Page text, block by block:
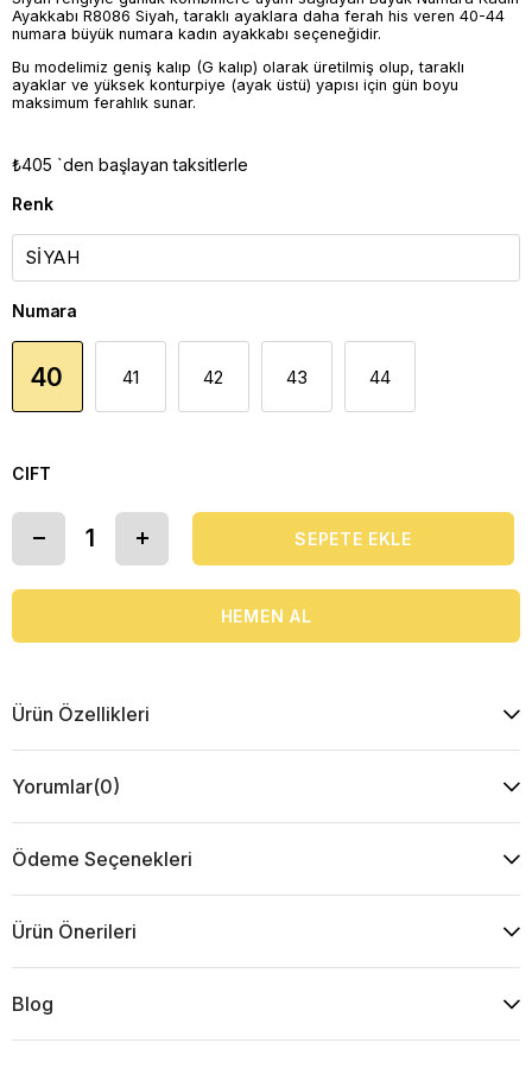
Ayakkabı R8086 Siyah, taraklı ayaklara daha ferah his veren 40-44
numara büyük numara kadın ayakkabı seçeneğidir.
Bu modelimiz geniş kalıp (G kalıp) olarak üretilmiş olup, taraklı
ayaklar ve yüksek konturpiye (ayak üstü) yapısı için gün boyu
maksimum ferahlık sunar.
₺405 `den başlayan taksitlerle
Renk
Numara
40 41 42 43 44
CIFT
Ürün Özellikleri
Yorumlar(0)
Ödeme Seçenekleri
Ürün Önerileri
Blog